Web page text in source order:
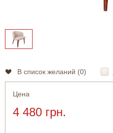
В список желаний (0)
Цена
4 480 грн.